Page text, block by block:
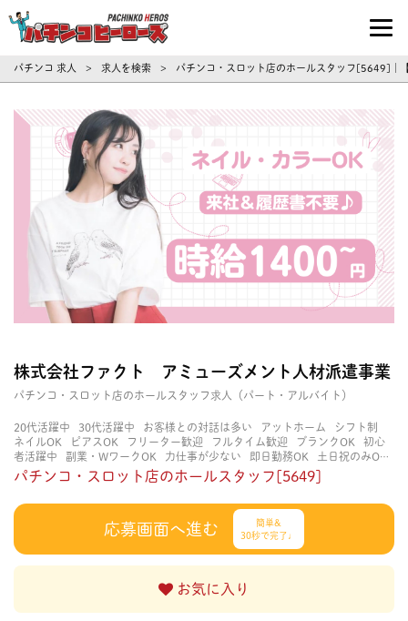
パチンコ求人・転職ならパチンコヒーロ
パチンコ 求人 > 求人を検索 > パチンコ・スロット店のホールスタッフ[5649]
株式会社ファクト アミューズメント人材派遣事業
パチンコ・スロット店のホールスタッフ求人（パート・アルバイト）
20代活躍中 30代活躍中 お客様との対話は多い アットホーム
シフト制
ネイルOK
ピアスOK フリーター歓迎 フルタイム歓迎 ブランクOK
初心
者活躍中
副業・WワークOK 力仕事が少ない 即日勤務OK
土日祝のみOK
学歴不問
服装自由 未経験・初心者OK 決められた時間できっちり
経験不要
立ち仕事 経験者・有資格者歓迎 自分の都合に合わせやすい
自由
パチンコ・スロット店のホールスタッフ[5649]
応募画面へ進む
簡単&
30秒で完了♩
お気に入り